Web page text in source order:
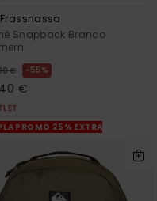
Snapback Branco
€ 55%
€
PROMO 25% EXTRA